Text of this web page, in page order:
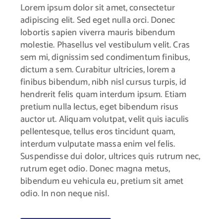
Lorem ipsum dolor sit amet, consectetur
adipiscing elit. Sed eget nulla orci. Donec
lobortis sapien viverra mauris bibendum
molestie. Phasellus vel vestibulum velit. Cras
sem mi, dignissim sed condimentum finibus,
dictum a sem. Curabitur ultricies, lorem a
finibus bibendum, nibh nisl cursus turpis, id
hendrerit felis quam interdum ipsum. Etiam
pretium nulla lectus, eget bibendum risus
auctor ut. Aliquam volutpat, velit quis iaculis
pellentesque, tellus eros tincidunt quam,
interdum vulputate massa enim vel felis.
Suspendisse dui dolor, ultrices quis rutrum nec,
rutrum eget odio. Donec magna metus,
bibendum eu vehicula eu, pretium sit amet
odio. In non neque nisl.